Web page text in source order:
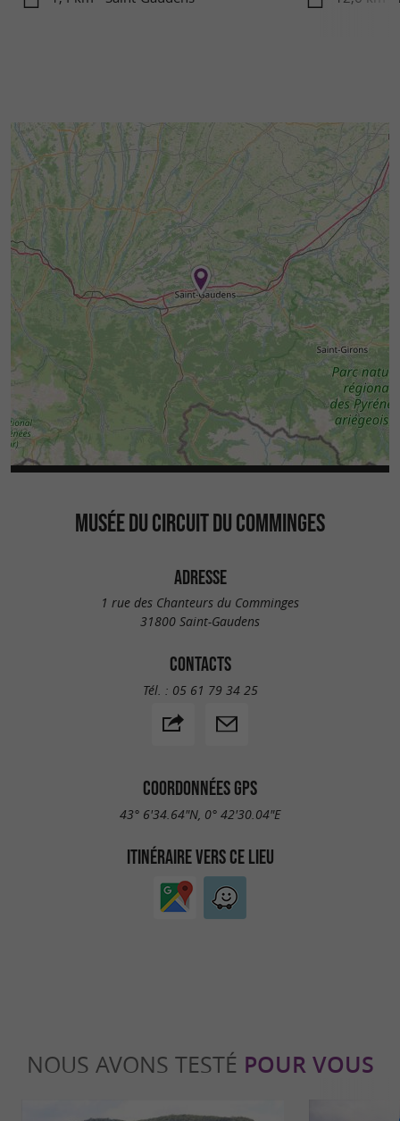
MUSÉE DU CIRCUIT DU COMMINGES
ADRESSE
1 rue des Chanteurs du Comminges
31800 Saint-Gaudens
CONTACTS
Tél. : 05 61 79 34 25
COORDONNÉES GPS
43° 6'34.64"N, 0° 42'30.04"E
ITINÉRAIRE VERS CE LIEU
NOUS AVONS TESTÉ POUR VOUS